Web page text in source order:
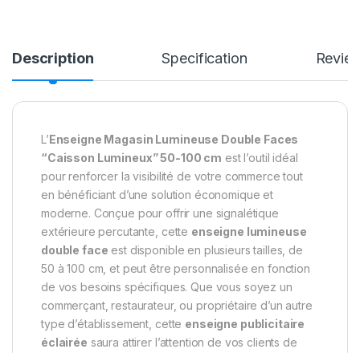
Description Specification
L’Enseigne Magasin Lumineuse Double Faces
“Caisson Lumineux” 50-100 cm est l’outil idéal
pour renforcer la visibilité de votre commerce tout
en bénéficiant d’une solution économique et
moderne. Conçue pour offrir une signalétique
extérieure percutante, cette enseigne lumineuse
double face est disponible en plusieurs tailles, de
50 à 100 cm, et peut être personnalisée en fonction
de vos besoins spécifiques. Que vous soyez un
commerçant, restaurateur, ou propriétaire d’un autre
type d’établissement, cette enseigne publicitaire
éclairée saura attirer l’attention de vos clients de